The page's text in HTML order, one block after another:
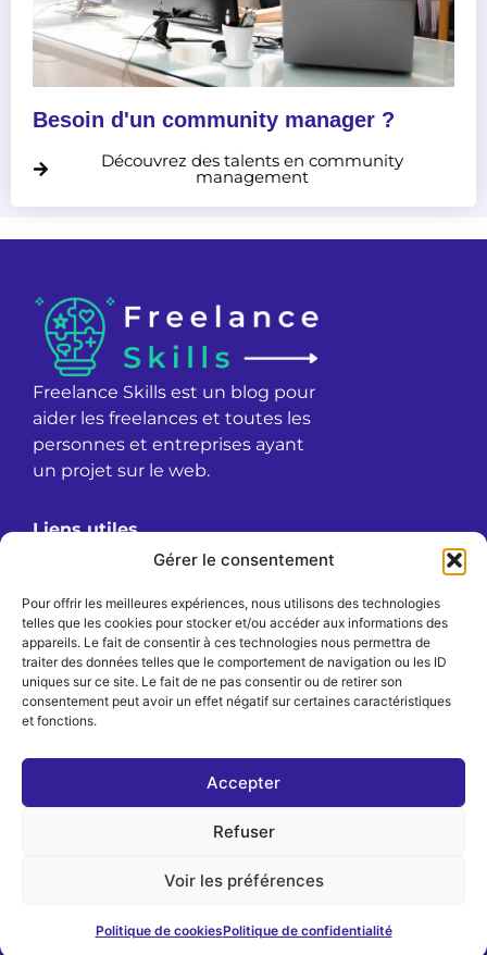
Gérer le consentement
Pour offrir les meilleures expériences, nous utilisons des technologies
telles que les cookies pour stocker et/ou accéder aux informations des
appareils. Le fait de consentir à ces technologies nous permettra de
traiter des données telles que le comportement de navigation ou les ID
uniques sur ce site. Le fait de ne pas consentir ou de retirer son
consentement peut avoir un effet négatif sur certaines caractéristiques
et fonctions.
Accepter
Refuser
Voir les préférences
Politique de cookiesPolitique de confidentialité
Besoin d'un community manager ?
Découvrez des talents en community
management
Freelance Skills est un blog pour
aider les freelances et toutes les
personnes et entreprises ayant
un projet sur le web.
Liens utiles
Confidentialité
Mentions légales
Politique de cookies (UE)
Politique de confidentialité
Langues
English
Nederlands